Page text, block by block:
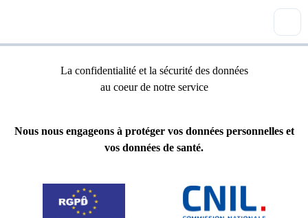
La confidentialité et la sécurité des données
au coeur de notre service
Nous nous engageons à protéger vos données personnelles et
vos données de santé.